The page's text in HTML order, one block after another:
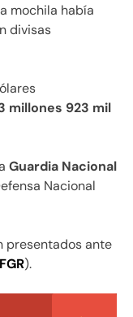
mochila había
divisas
millones 923 mil
Guardia Nacional
Nacional
presentados ante
FGR).